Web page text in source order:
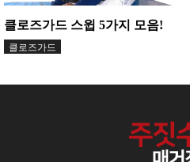
클로즈가드 스윕 5가지 모음!
클로즈가드